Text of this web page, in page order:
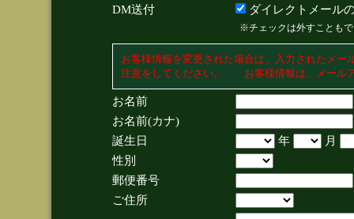
DM送付 ダイレクトメール
※チェックは外すことも
お客様情報を変更された場合は、入力されたメ
注意をしてください。 お客様情報は、メール
お名前
お名前(カナ)
誕生日
年
月
性別
郵便番号
ご住所